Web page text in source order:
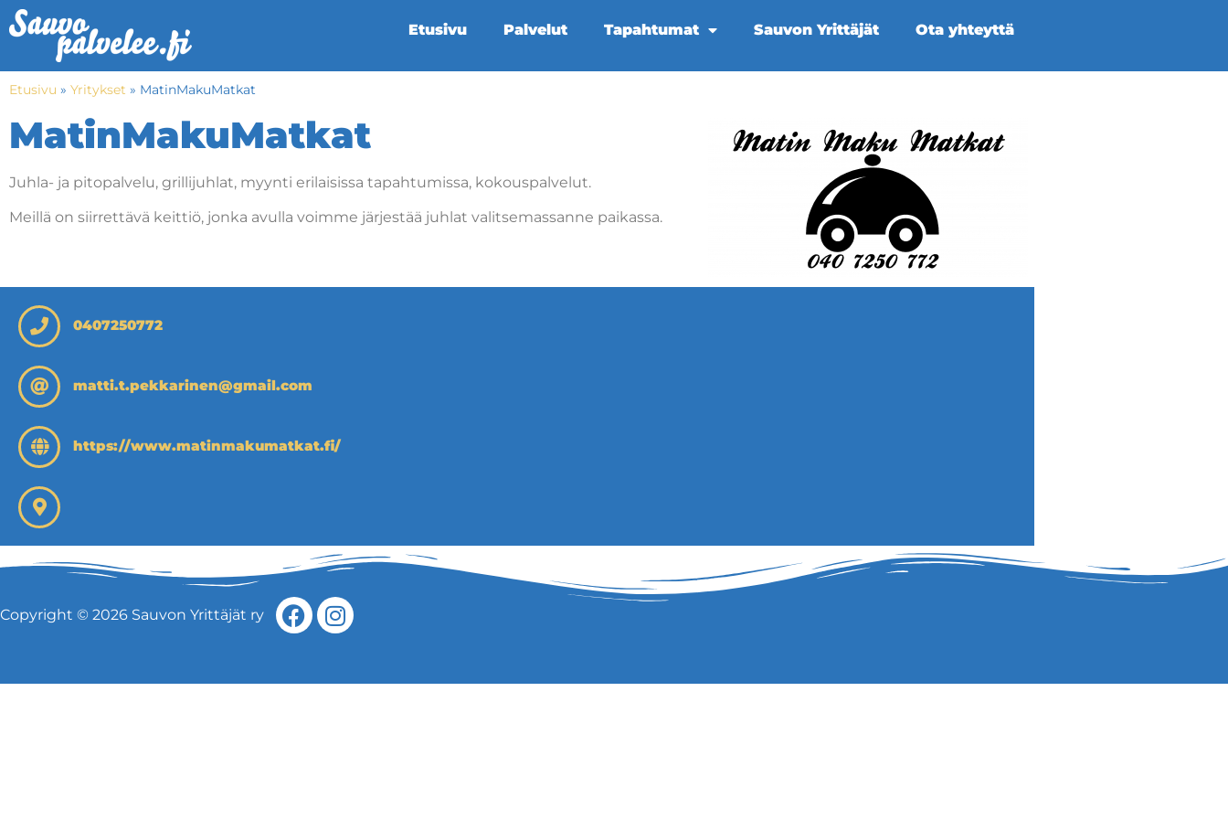
Etusivu Palvelut Tapahtumat Sauvon Yrittäjät Ota yhteyttä
Etusivu » Yritykset » MatinMakuMatkat
MatinMakuMatkat
Juhla- ja pitopalvelu, grillijuhlat, myynti erilaisissa tapahtumissa, kokouspalvelut.
Meillä on siirrettävä keittiö, jonka avulla voimme järjestää juhlat valitsemassanne paikassa.
0407250772
matti.t.pekkarinen@gmail.com
https://www.matinmakumatkat.fi/
Copyright © 2026 Sauvon Yrittäjät ry